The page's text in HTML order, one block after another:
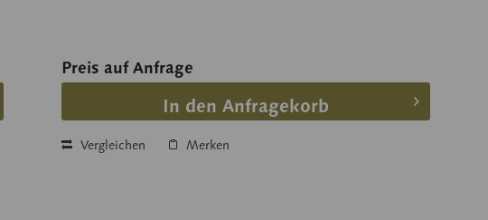
Preis auf Anfrage
In den Anfragekorb
Vergleichen Merken